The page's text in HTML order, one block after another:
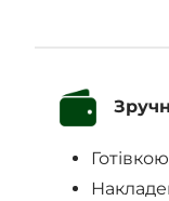
Готівкою